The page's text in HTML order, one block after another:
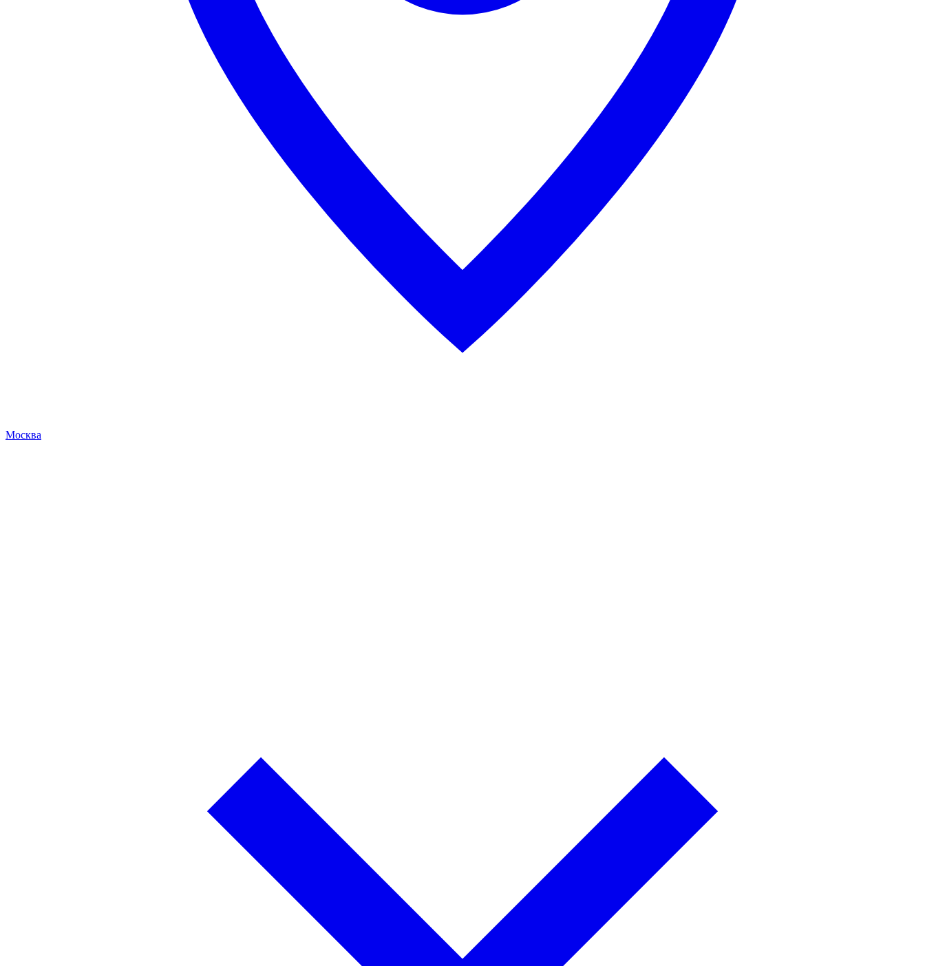
Москва